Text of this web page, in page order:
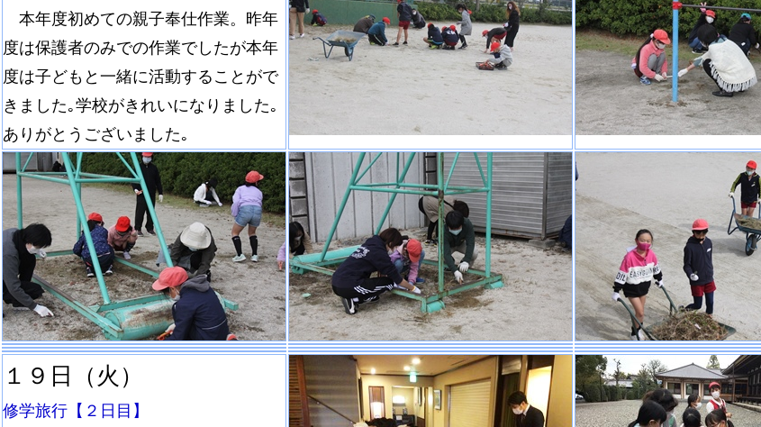
本年度初めての親子奉仕作業。昨年
度は保護者のみでの作業でしたが本年
度は子どもと一緒に活動することがで
きました｡学校がきれいになりました｡
ありがとうございました｡
１９日（火）
修学旅行【２日目】